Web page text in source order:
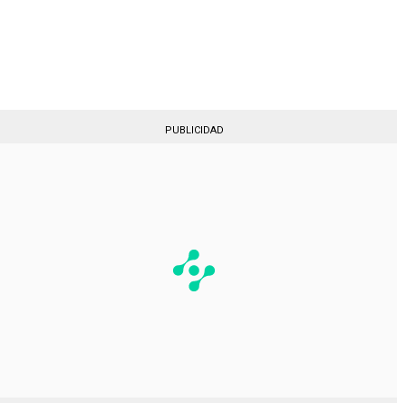
PUBLICIDAD